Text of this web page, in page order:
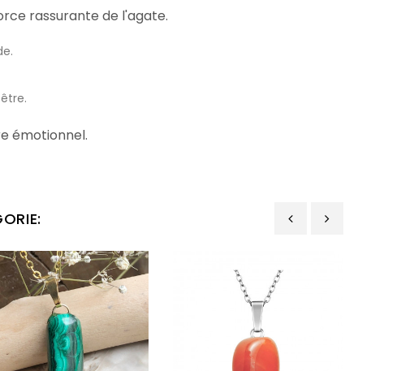
rassurante de l'agate.
émotionnel.